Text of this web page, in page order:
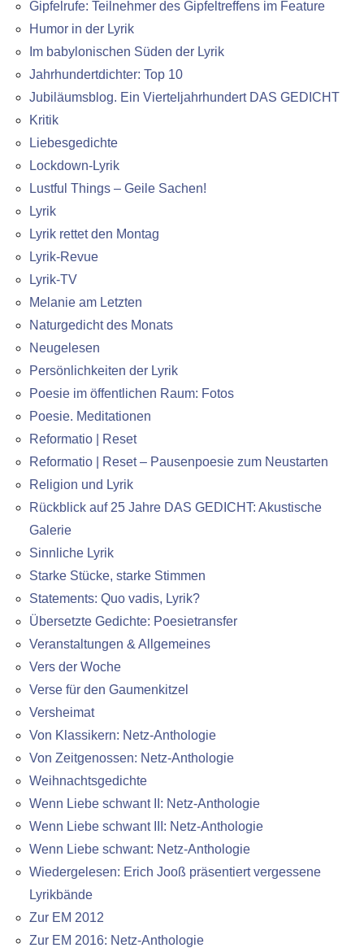
Gipfelrufe: Teilnehmer des Gipfeltreffens im Feature
Humor in der Lyrik
Im babylonischen Süden der Lyrik
Jahrhundertdichter: Top 10
Jubiläumsblog. Ein Vierteljahrhundert DAS GEDICHT
Kritik
Liebesgedichte
Lockdown-Lyrik
Lustful Things – Geile Sachen!
Lyrik
Lyrik rettet den Montag
Lyrik-Revue
Lyrik-TV
Melanie am Letzten
Naturgedicht des Monats
Neugelesen
Persönlichkeiten der Lyrik
Poesie im öffentlichen Raum: Fotos
Poesie. Meditationen
Reformatio | Reset
Reformatio | Reset – Pausenpoesie zum Neustarten
Religion und Lyrik
Rückblick auf 25 Jahre DAS GEDICHT: Akustische
Galerie
Sinnliche Lyrik
Starke Stücke, starke Stimmen
Statements: Quo vadis, Lyrik?
Übersetzte Gedichte: Poesietransfer
Veranstaltungen & Allgemeines
Vers der Woche
Verse für den Gaumenkitzel
Versheimat
Von Klassikern: Netz-Anthologie
Von Zeitgenossen: Netz-Anthologie
Weihnachtsgedichte
Wenn Liebe schwant II: Netz-Anthologie
Wenn Liebe schwant III: Netz-Anthologie
Wenn Liebe schwant: Netz-Anthologie
Wiedergelesen: Erich Jooß präsentiert vergessene
Lyrikbände
Zur EM 2012
Zur EM 2016: Netz-Anthologie